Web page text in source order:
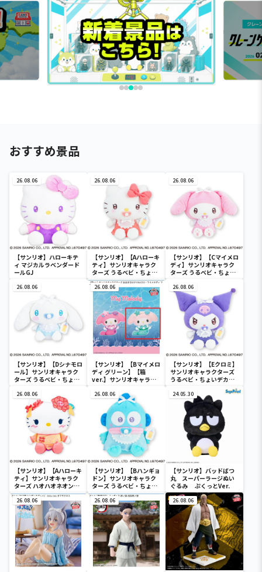
おすすめ景品
26.08.06
【サンリオ】ハローキテ
ィ マジカルラベンダード
ールGJ
26.08.06
【サンリオ】【Aハローキ
ティ】サンリオキャラク
ターズ うるベビ・ちょい
デカドール
26.08.06
【サンリオ】【Cマイメロ
ディ】サンリオキャラク
ターズ うるベビ・ちょい
26.08.06
【サンリオ】【Dシナモロ
ール】サンリオキャラク
ターズ うるベビ・ちょい
26.08.06
【サンリオ】【Bマイメロ
ディ グリーン】【箱
ver.】サンリオキャラク
SOFVIMATES～マイメロ
ディ マーメイドver. ～
26.08.06
【サンリオ】【Eクロミ】
サンリオキャラクターズ
うるベビ・ちょいデカド
26.08.06
【サンリオ】【Aハローキ
ティ】サンリオキャラク
ターズ ハオハオネオンタ
ウンドールBIGタイプ1
26.08.06
【サンリオ】【Bハンギョ
ドン】サンリオキャラク
ターズ うるベビ・ちょい
デカドール
24.05.30
【サンリオ】バッドばつ
丸 スーパーラージぬい
ぐるみ ぷくっとVer.
26.08.06 26.08.06 26.08.06